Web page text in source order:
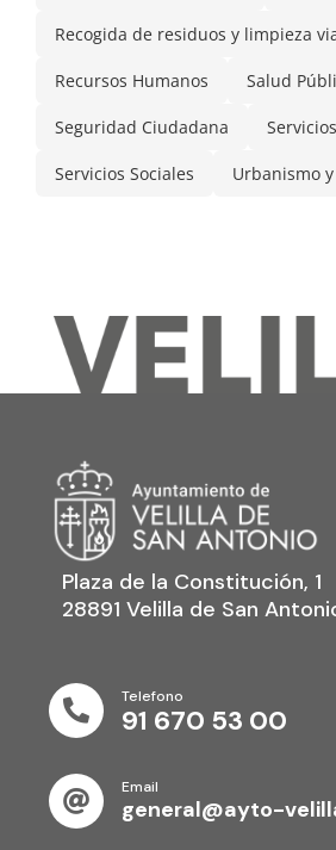
Recogida de residuos y limpieza
Recursos Humanos Salud
Seguridad Ciudadana
Servicios Sociales Urbanismo
Plaza de la Constitución, 1
28891 Velilla de San

Telefono
91 670 53 00

Email
general@ayto-